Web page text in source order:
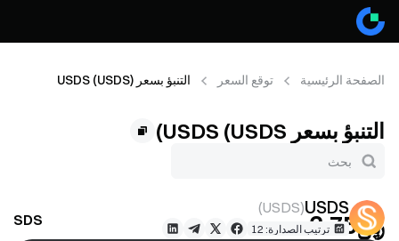
الصفحة الرئيسية توقع السعر التنبؤ بسعر USDS (USDS)
التنبؤ بسعر USDS (USDS)
USDS
(
USDS
)
ترتيب الصدارة: 12 USDS توقع السعر ﷼‎3.75 --